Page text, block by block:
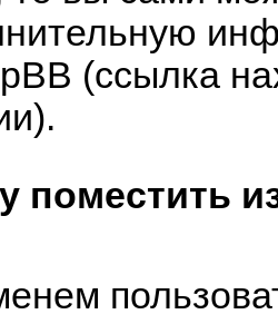
(ссылка
поместить